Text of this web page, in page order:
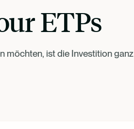
ETPs
möchten, ist die Investition ganz